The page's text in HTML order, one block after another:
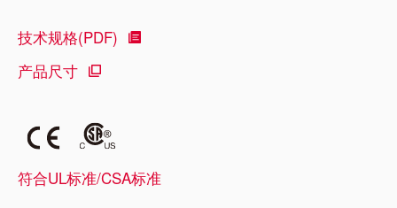
技术规格(PDF)
产品尺寸
符合UL标准/CSA标准